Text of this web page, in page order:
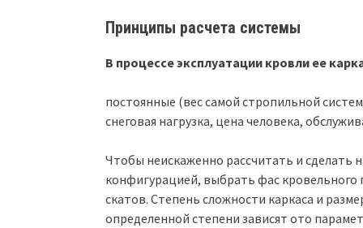
Принципы расчета системы
В процессе эксплуатации кровли ее
постоянные (вес самой стропильной
снеговая нагрузка, цена человека,
Чтобы неискаженно рассчитать и сделать
конфигурацией, выбрать фас
скатов. Степень сложности каркаса и
определенной степени зависят ото